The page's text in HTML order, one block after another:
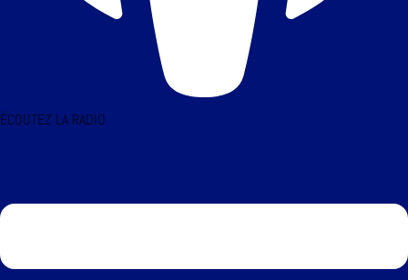
ÉCOUTEZ LA RADIO